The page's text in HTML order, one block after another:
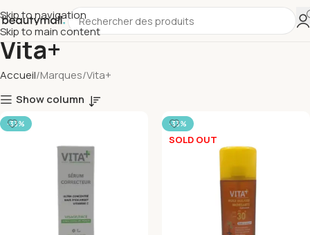
Skip to navigation
Skip to main content
Vita+
Accueil Marques Vita+
Show column
-33% -33%
SOLD OUT